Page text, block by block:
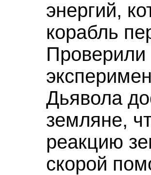
энергий,
корабль
Проверили
Дьявола
земляне,
реакцию
скорой